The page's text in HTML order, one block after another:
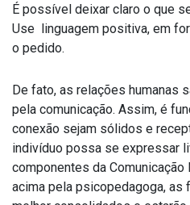
É possível deixar claro o que
Use linguagem positiva, em
o pedido.
De fato, as relações humanas
pela comunicação. Assim, é
conexão sejam sólidos e
indivíduo possa se expressar
componentes da
acima pela psicopedagoga, as